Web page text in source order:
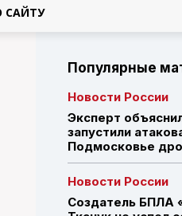
САЙТУ
Популярные
Новости России
Эксперт
запустили
Подмосковье
Новости России
Создатель БПЛА